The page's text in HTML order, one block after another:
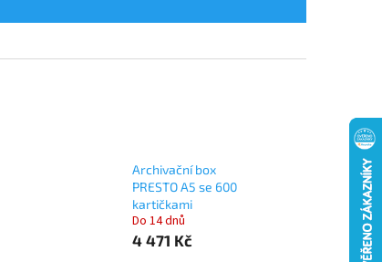
Archivační box
PRESTO A5 se 600
kartičkami
Do 14 dnů
4 471 Kč